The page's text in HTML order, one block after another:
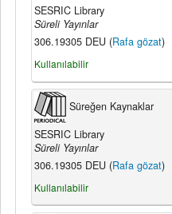
SESRIC Library
Süreli Yayınlar
306.19305 DEU (Rafa gözat)
Kullanılabilir
Süreğen Kaynaklar
SESRIC Library
Süreli Yayınlar
306.19305 DEU (Rafa gözat)
Kullanılabilir